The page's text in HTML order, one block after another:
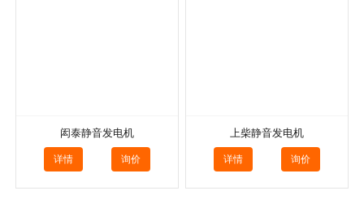
闳泰静音发电机
详情 询价
上柴静音发电机
详情 询价